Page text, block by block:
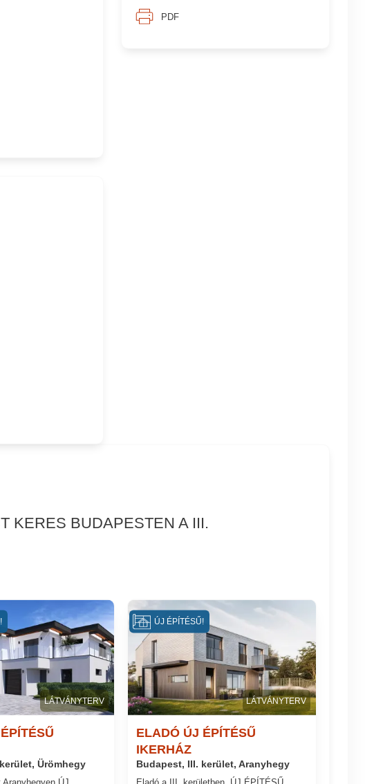
PDF
KERES BUDAPESTEN A III.
LÁTVÁNYTERV
Ürömhegy
LÁTVÁNYTERV
ELADÓ ÚJ ÉPÍTÉSŰ
IKERHÁZ
Budapest, III. kerület, Aranyhegy
ÚJ ÉPÍTÉSŰ!